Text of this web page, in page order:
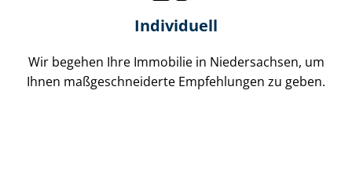
Individuell
Wir begehen Ihre Immobilie in Niedersachsen, um
Ihnen maß­ge­schnei­der­te Empfehlungen zu geben.